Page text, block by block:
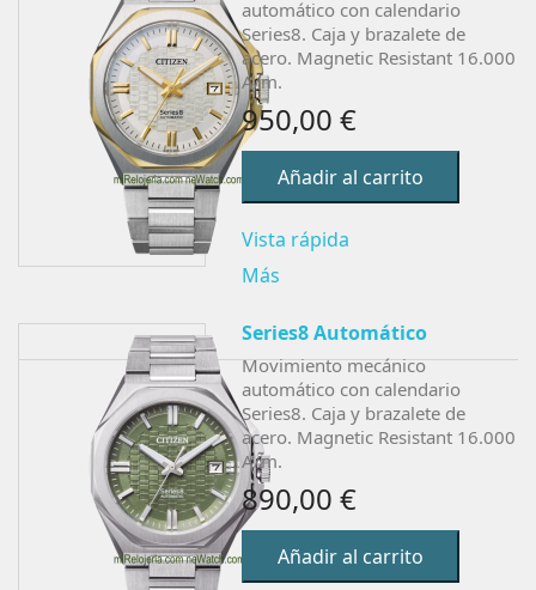
automático con calendario
Series8. Caja y brazalete de
acero. Magnetic Resistant 16.000
A/m.
950,00 €
Añadir al carrito
Vista rápida
Más
Series8 Automático
Movimiento mecánico
automático con calendario
Series8. Caja y brazalete de
acero. Magnetic Resistant 16.000
A/m.
890,00 €
Añadir al carrito